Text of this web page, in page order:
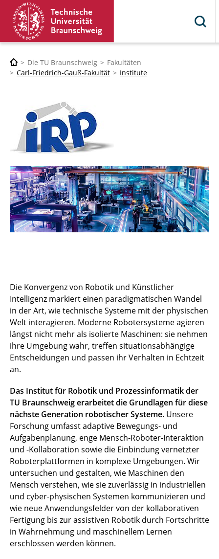
Die TU Braunschweig
Fakultäten
Carl-Friedrich-Gauß-Fakultät
Institute
Die Konvergenz von Robotik und Künstlicher
Intelligenz markiert einen paradigmatischen Wandel
in der Art, wie technische Systeme mit der physischen
Welt interagieren. Moderne Robotersysteme agieren
längst nicht mehr als isolierte Maschinen: sie nehmen
ihre Umgebung wahr, treffen situationsabhängige
Entscheidungen und passen ihr Verhalten in Echtzeit
an.
Das Institut für Robotik und Prozessinformatik der
TU Braunschweig erarbeitet die Grundlagen für diese
nächste Generation robotischer Systeme. Unsere
Forschung umfasst adaptive Bewegungs- und
Aufgabenplanung, enge Mensch-Roboter-Interaktion
und -Kollaboration sowie die Einbindung vernetzter
Roboterplattformen in komplexe Umgebungen. Wir
untersuchen und gestalten, wie Maschinen den
Mensch verstehen, wie sie zuverlässig in industriellen
und cyber-physischen Systemen kommunizieren und
wie neue Anwendungsfelder von der kollaborativen
Fertigung bis zur assistiven Robotik durch Fortschritte
in Wahrnehmung und maschinellem Lernen
erschlossen werden können.